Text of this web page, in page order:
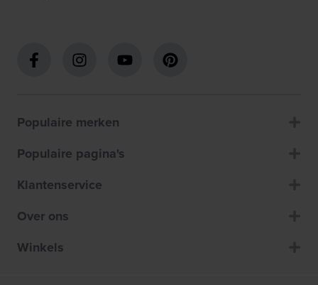
Populaire merken
Populaire pagina's
Klantenservice
Over ons
Winkels